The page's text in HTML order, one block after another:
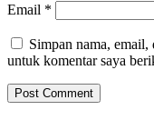
Email *
Simpan nama, email,
untuk komentar saya